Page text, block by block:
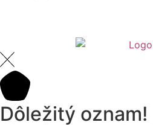
Dôležitý oznam!